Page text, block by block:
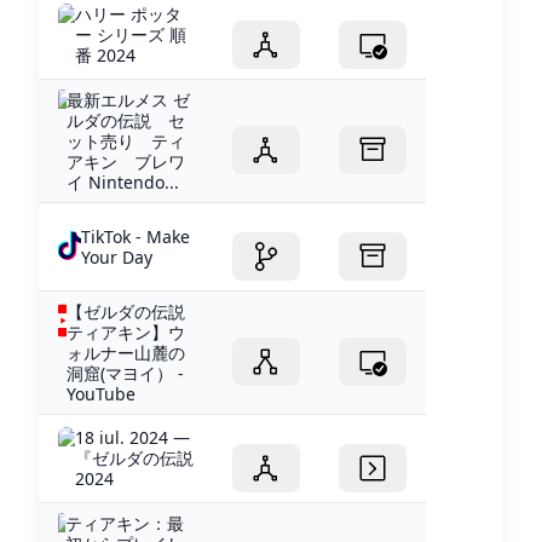
ハリー ポッタ
ー シリーズ 順
番 2024
最新エルメス ゼ
ルダの伝説 セ
ット売り ティ
アキン ブレワ
イ Nintendo...
TikTok - Make
Your Day
【ゼルダの伝説
ティアキン】ウ
ォルナー山麓の
洞窟(マヨイ） -
YouTube
18 iul. 2024 —
『ゼルダの伝説
2024
ティアキン：最